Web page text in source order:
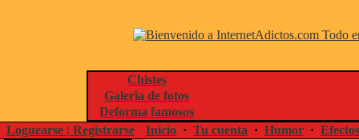
Chistes
Galeria de fotos
Deforma famosos
Loguearse | Registrarse
Inicio · Tu cuenta · Humor ·